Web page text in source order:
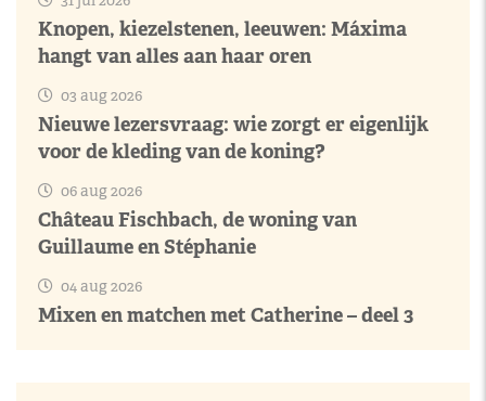
Knopen, kiezelstenen, leeuwen: Máxima
hangt van alles aan haar oren
03 aug 2026
Nieuwe lezersvraag: wie zorgt er eigenlijk
voor de kleding van de koning?
06 aug 2026
Château Fischbach, de woning van
Guillaume en Stéphanie
04 aug 2026
Mixen en matchen met Catherine – deel 3